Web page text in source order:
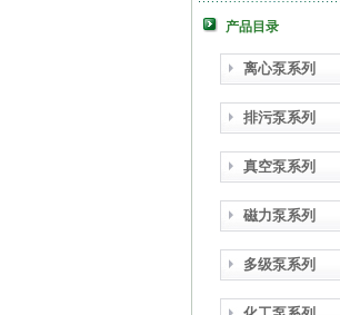
产品目录
离心泵系列
排污泵系列
真空泵系列
磁力泵系列
多级泵系列